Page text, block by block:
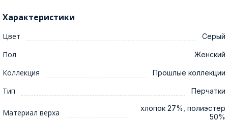
Характеристики
Цвет Серый
Пол Женский
Коллекция Прошлые коллекции
Тип Перчатки
Материал верха
хлопок 27%, полиэстер
50%